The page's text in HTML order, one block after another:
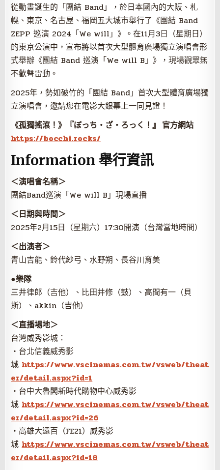
從動畫誕生的「團結 Band」，於日本國內的大阪、札
幌、東京、名古屋、福岡五大城市舉行了《團結 Band
ZEPP 巡演 2024「We will」》。在11月3日（星期日）
的東京公演中，宣布將以首次大型體育廣場獨立演唱會形
式舉辦《團結 Band 巡演「We will B」》，現場觀眾無
不歡聲雷動。
2025年，勢如破竹的「團結 Band」首次大型體育廣場獨
立演唱會，邀請您在電影大銀幕上一同見證！
《孤獨搖滾！》『ぼっち・ざ・ろっく！』 官方網站
https://bocchi.rocks/
Information 舉行資訊
＜演唱會名稱＞
團結Band巡演「We will B」現場直播
＜日期與時間＞
2025年2月15日（星期六）17:30開演（台灣當地時間）
＜出演者＞
青山吉能、鈴代紗弓、水野朔、長谷川育美
●樂隊
三井律郎（吉他）、比田井修（鼓）、高間有一（貝
斯）、akkin（吉他）
＜直播場地＞
台灣威秀影城：
・台北信義威秀影
城https://www.vscinemas.com.tw/vsweb/theat
er/detail.aspx?id=1
・台中大魯閣新時代購物中心威秀影
城https://www.vscinemas.com.tw/vsweb/theat
er/detail.aspx?id=26
・高雄大遠百（FE21）威秀影
城https://www.vscinemas.com.tw/vsweb/theat
er/detail.aspx?id=18